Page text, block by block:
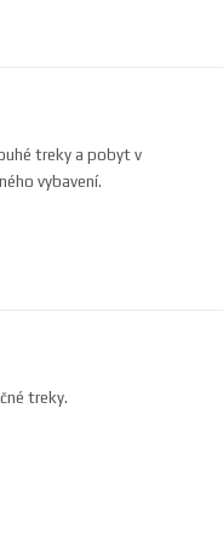
treky a pobyt v
vybavení.
treky.